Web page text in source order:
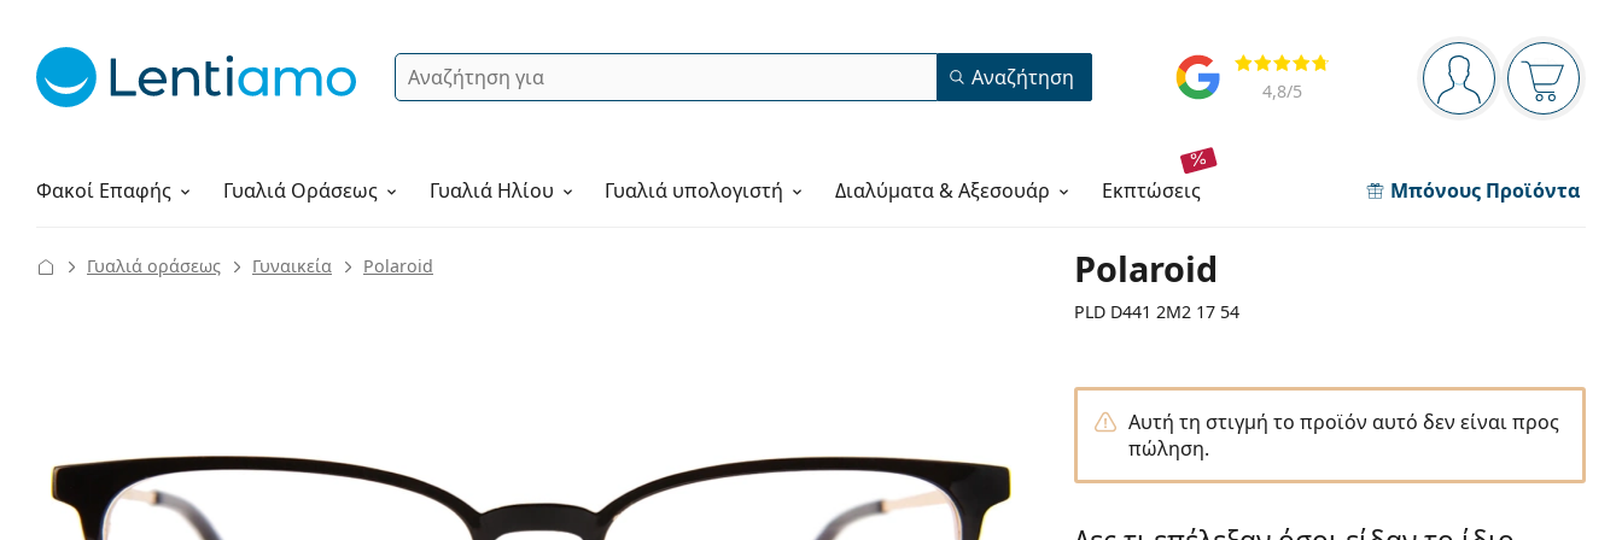
Πίνακας πλοήγησης
Είστε
Το
Αξιολογήσεις
4,8/5
Αναζήτηση Αναζήτηση
Φακοί Επαφής
Υγρά φακών ΓυαλιάΟράσεως Γυαλιά Ηλίου Γυαλιά υπολογιστή Διαλύματα & Αξεσουάρ εκπτώσεις Μπόνους Προϊόντα
Πώς να παραγγείλετε
Polaroid
PLD D441 2M2 17 54
Γυαλιά οράσεως Γυναικεία Polaroid
Αυτή τη στιγμή το προϊόν αυτό δεν είναι προς
πώληση.